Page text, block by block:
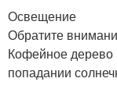
Освещение
Обратите
Кофейное дерево
попадании